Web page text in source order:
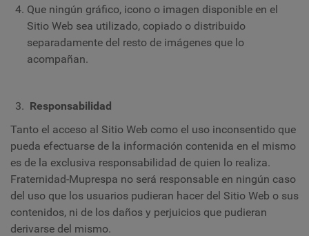
Que ningún gráfico, icono o imagen disponible en el
Sitio Web sea utilizado, copiado o distribuido
separadamente del resto de imágenes que lo
acompañan.
Responsabilidad
Tanto el acceso al Sitio Web como el uso inconsentido que
pueda efectuarse de la información contenida en el mismo
es de la exclusiva responsabilidad de quien lo realiza.
Fraternidad-Muprespa no será responsable en ningún caso
del uso que los usuarios pudieran hacer del Sitio Web o sus
contenidos, ni de los daños y perjuicios que pudieran
derivarse del mismo.